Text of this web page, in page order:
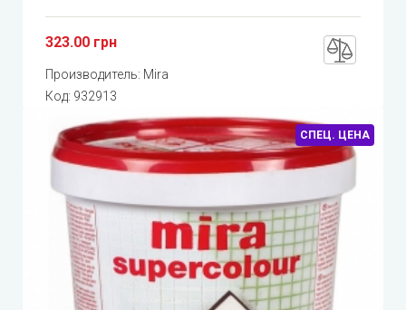
323.00 грн
Производитель: Mira
Код: 932913
СПЕЦ. ЦЕНА